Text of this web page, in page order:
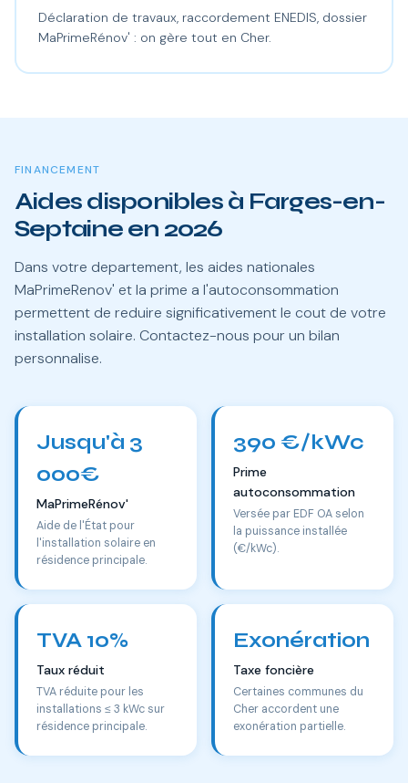
Déclaration de travaux, raccordement ENEDIS, dossier
MaPrimeRénov' : on gère tout en Cher.
FINANCEMENT
Aides disponibles à Farges-en-
Septaine en 2026
Dans votre departement, les aides nationales
MaPrimeRenov' et la prime a l'autoconsommation
permettent de reduire significativement le cout de votre
installation solaire. Contactez-nous pour un bilan
personnalise.
Jusqu'à 3
000€
MaPrimeRénov'
Aide de l'État pour
l'installation solaire en
résidence principale.
390 €/kWc
Prime
autoconsommation
Versée par EDF OA selon
la puissance installée
(€/kWc).
TVA 10%
Taux réduit
TVA réduite pour les
installations ≤ 3 kWc sur
résidence principale.
Exonération
Taxe foncière
Certaines communes du
Cher accordent une
exonération partielle.